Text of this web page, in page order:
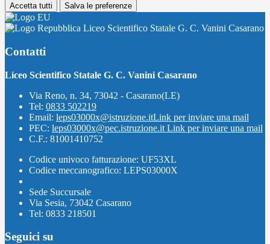
Accetta tutti Salva le preferenze
Liceo Scientifico Statale G. C. Vanini Casarano
Contatti
Liceo Scientifico Statale G. C. Vanini Casarano
Via Reno, n. 34, 73042 - Casarano(LE)
Tel: 0833 502219
Email: leps03000x@istruzione.itLink per inviare una mail
PEC: leps03000x@pec.istruzione.it Link per inviare una mail
C.F.: 81001410752
Codice univoco fatturazione: UF53XL
Codice meccanografico: LEPS03000X
Sede Succursale
Via Sesia, 73042 Casarano
Tel: 0833 218501
Seguici su